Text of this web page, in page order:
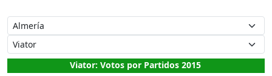
Viator: Votos por Partidos 2015